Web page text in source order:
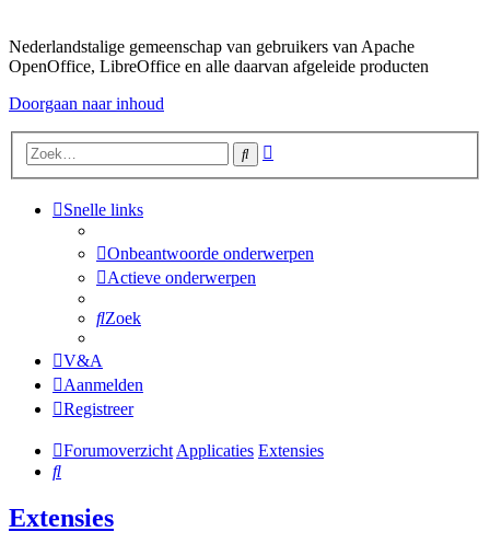
Nederlandstalige gemeenschap van gebruikers van Apache
OpenOffice, LibreOffice en alle daarvan afgeleide producten
Doorgaan naar inhoud
Zoek
Snelle links
Onbeantwoorde onderwerpen
Actieve onderwerpen
Zoek
V&A
Aanmelden
Registreer
Forumoverzicht Applicaties Extensies
Zoek
Extensies